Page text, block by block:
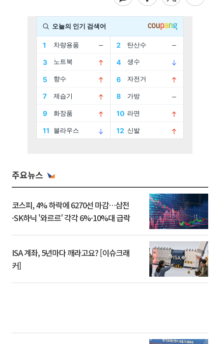
주요뉴스
코스피, 4% 하락에 6270선 마감…삼전
·SK하닉 '와르르' 각각 6%·10%대 급락
ISA 계좌, 5년마다 깨라고요? [이슈크래
커]